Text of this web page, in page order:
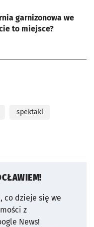
garnizonowa we
to miejsce?
spektakl
co dzieje się we
z
News!